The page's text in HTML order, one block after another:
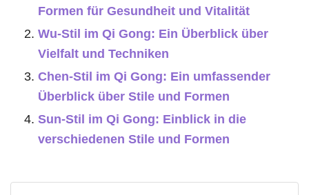
Formen für Gesundheit und Vitalität
Wu-Stil im Qi Gong: Ein Überblick über
Vielfalt und Techniken
Chen-Stil im Qi Gong: Ein umfassender
Überblick über Stile und Formen
Sun-Stil im Qi Gong: Einblick in die
verschiedenen Stile und Formen